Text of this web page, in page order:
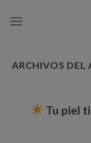
ARCHIVOS DEL
Tu piel